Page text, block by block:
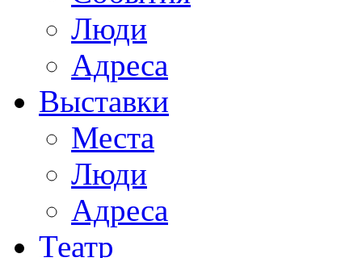
Люди
Адреса
Выставки
Места
Люди
Адреса
Театр